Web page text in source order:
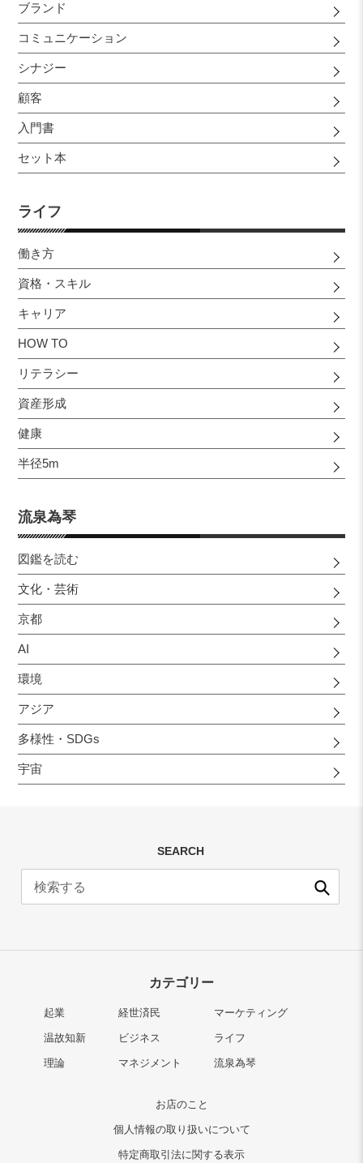
ブランド
コミュニケーション
シナジー
顧客
入門書
セット本
ライフ
働き方
資格・スキル
キャリア
HOW TO
リテラシー
資産形成
健康
半径5m
流泉為琴
図鑑を読む
文化・芸術
京都
AI
環境
アジア
多様性・SDGs
宇宙
SEARCH
送
カテゴリー
起業
温故知新
理論
経世済民
ビジネス
マネジメント
マーケティング
ライフ
流泉為琴
お店のこと
個人情報の取り扱いについて
特定商取引法に関する表示